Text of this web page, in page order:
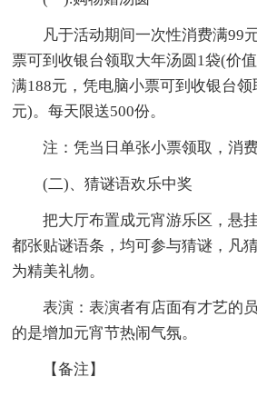
凡于活动期间一次性消费满99
票可到收银台领取大年汤圆1袋(价
满188元，凭电脑小票可到收银台
元)。每天限送500份。
注：凭当日单张小票领取，消
(二)、猜谜语欢乐中奖
把大厅布置成元宵游乐区，悬
都张贴谜语条，均可参与猜谜，凡
为精美礼物。
表演：表演者有店面有才艺的
的是增加元宵节热闹气氛。
【备注】